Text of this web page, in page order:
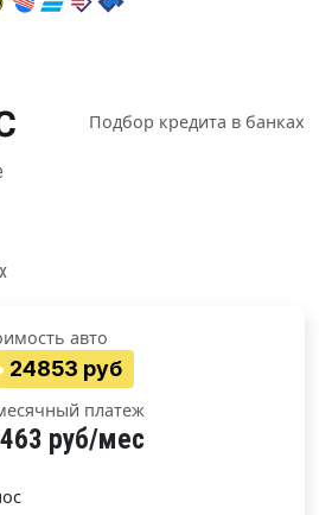
Подбор кредита в банках
авто
24853 руб
платеж
руб/мес